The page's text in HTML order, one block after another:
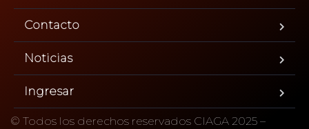
Contacto
Noticias
Ingresar
© Todos los derechos reservados CIAGA 2025 –